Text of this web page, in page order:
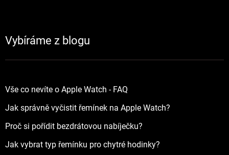
Vybíráme z blogu
Vše co nevíte o Apple Watch - FAQ
Jak správně vyčistit řemínek na Apple Watch?
Proč si pořídit bezdrátovou nabíječku?
Jak vybrat typ řemínku pro chytré hodinky?